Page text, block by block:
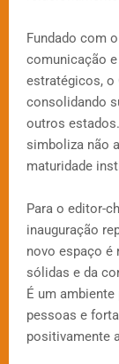
Fundado com
comunicação
estratégicos, o
consolidando
outros
simboliza não
maturidade
Para o editor-
inauguração
novo espaço é
sólidas e da
É um
pessoas e
positivamente